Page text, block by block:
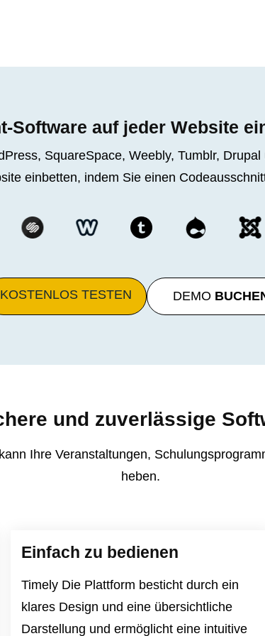
Software auf jeder Website
SquareSpace, Weebly, Tumblr,
einbetten, indem Sie einen
KOSTENLOS TESTEN DEMO
und zuverlässige
Ihre Veranstaltungen,
heben.
Einfach zu bedienen
Timely Die Plattform besticht durch ein
klares Design und eine übersichtliche
Darstellung und ermöglicht eine intuitive